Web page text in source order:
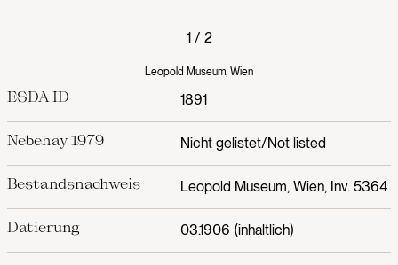
1/ 2
Leopold Museum, Wien
ESDA ID 1891
Nebehay 1979 Nicht gelistet/Not listed
Bestandsnachweis Leopold Museum, Wien, Inv. 5364
Datierung 03.1906 (inhaltlich)